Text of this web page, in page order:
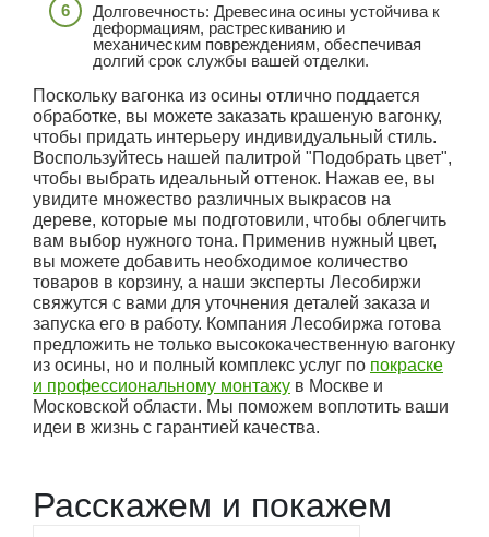
Долговечность: Древесина осины устойчива к
деформациям, растрескиванию и
механическим повреждениям, обеспечивая
долгий срок службы вашей отделки.
Поскольку вагонка из осины отлично поддается
обработке, вы можете заказать крашеную вагонку,
чтобы придать интерьеру индивидуальный стиль.
Воспользуйтесь нашей палитрой "Подобрать цвет",
чтобы выбрать идеальный оттенок. Нажав ее, вы
увидите множество различных выкрасов на
дереве, которые мы подготовили, чтобы облегчить
вам выбор нужного тона. Применив нужный цвет,
вы можете добавить необходимое количество
товаров в корзину, а наши эксперты Лесобиржи
свяжутся с вами для уточнения деталей заказа и
запуска его в работу. Компания Лесобиржа готова
предложить не только высококачественную вагонку
из осины, но и полный комплекс услуг по покраске
и профессиональному монтажу в Москве и
Московской области. Мы поможем воплотить ваши
идеи в жизнь с гарантией качества.
Расскажем и покажем